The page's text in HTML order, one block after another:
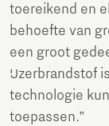
toereikend en
behoefte van
een groot
IJzerbrandstof
technologie
toepassen.”